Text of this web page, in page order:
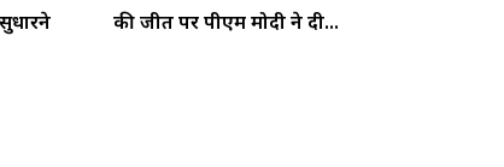
की जीत पर पीएम मोदी ने दी...